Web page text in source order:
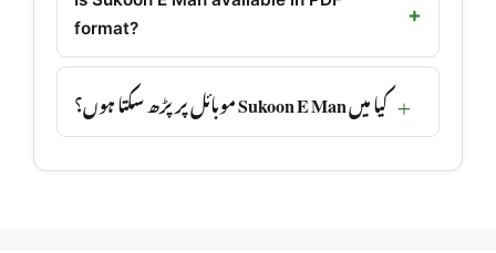
format?
کیا میں Sukoon E Man موبائل پر پڑھ سکتا ہوں؟